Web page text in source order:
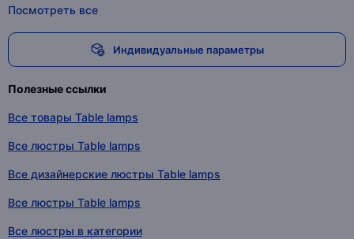
Посмотреть все
Индивидуальные параметры
Полезные ссылки
Все товары Table lamps
Все люстры Table lamps
Все дизайнерские люстры Table lamps
Все люстры Table lamps
Все люстры в категории